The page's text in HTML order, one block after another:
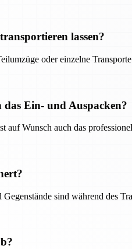
lassen?
oder einzelne
Ein- und Auspacken?
auf Wunsch auch das
sind während des